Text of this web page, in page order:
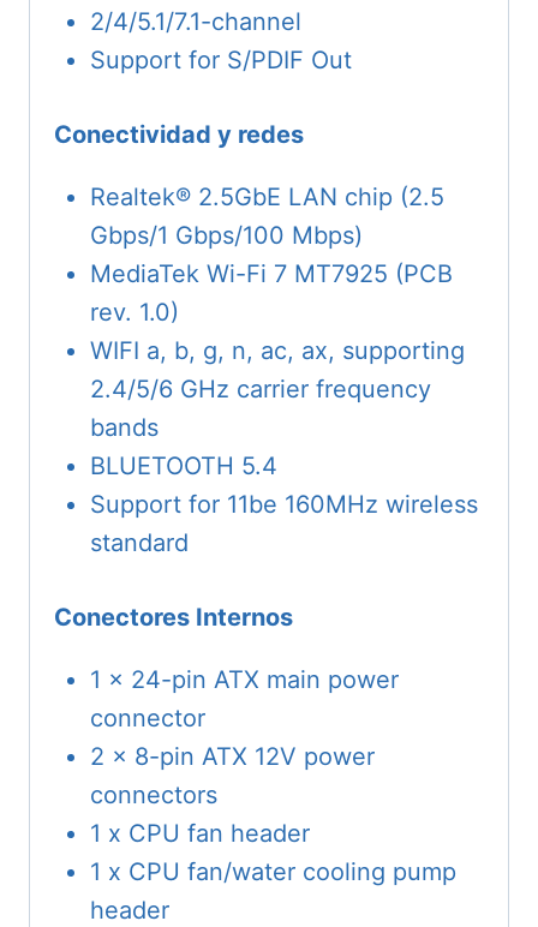
2/4/5.1/7.1-channel
Support for S/PDIF Out
Conectividad y redes
Realtek® 2.5GbE LAN chip (2.5
Gbps/1 Gbps/100 Mbps)
MediaTek Wi-Fi 7 MT7925 (PCB
rev. 1.0)
WIFI a, b, g, n, ac, ax, supporting
2.4/5/6 GHz carrier frequency
bands
BLUETOOTH 5.4
Support for 11be 160MHz wireless
standard
Conectores Internos
1 x 24-pin ATX main power
connector
2 x 8-pin ATX 12V power
connectors
1 x CPU fan header
1 x CPU fan/water cooling pump
header